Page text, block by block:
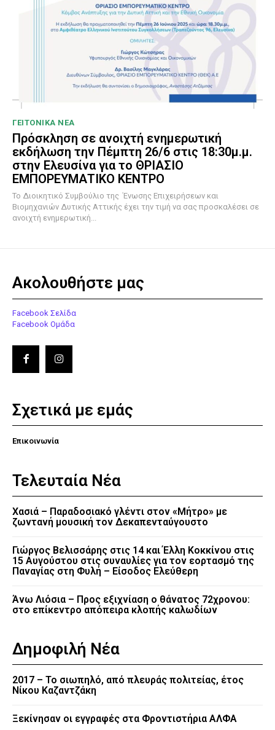
ΓΕΙΤΟΝΙΚΑ ΝΕΑ
Πρόσκληση σε ανοιχτή ενημερωτική
εκδήλωση την Πέμπτη 26/6 στις 18:30μ.μ.
στην Ελευσίνα για το ΘΡΙΑΣΙΟ
ΕΜΠΟΡΕΥΜΑΤΙΚΟ ΚΕΝΤΡΟ
To Διοικητικό Συμβούλιο της Ένωσης Επιχειρήσεων και
Βιομηχανιών Δυτικής Αττικής έχει την τιμή να σας προσκαλέσει σε
ανοιχτή ενημερωτική...
Ακολουθήστε μας
Facebook Σελίδα
Facebook Ομάδα
Σχετικά με εμάς
Επικοινωνία
Τελευταία Νέα
Χασιά – Παραδοσιακό γλέντι στον «Μήτρο» με
ζωντανή μουσική τον Δεκαπενταύγουστο
Γιώργος Βελισσάρης στις 14 και Έλλη Κοκκίνου στις
15 Αυγούστου στις συναυλίες για τον εορτασμό της
Παναγίας στη Φυλή – Είσοδος Ελεύθερη
Άνω Λιόσια – Προς εξιχνίαση ο θάνατος 72χρονου:
στο επίκεντρο απόπειρα κλοπής καλωδίων
Δημοφιλή Νέα
2017 – Το σιωπηλό, από πλευράς πολιτείας, έτος
Νίκου Καζαντζάκη
Ξεκίνησαν οι εγγραφές στα Φροντιστήρια ΑΛΦΑ